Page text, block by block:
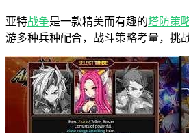
亚特战争是一款精美而有趣的塔防策
游多种兵种配合，战斗策略考量，挑